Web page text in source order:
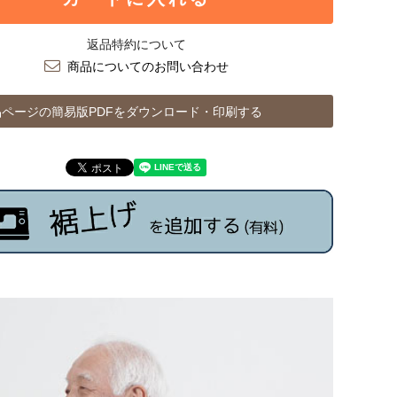
返品特約について
商品についてのお問い合わせ
ージの簡易版PDFをダウンロード・印刷する